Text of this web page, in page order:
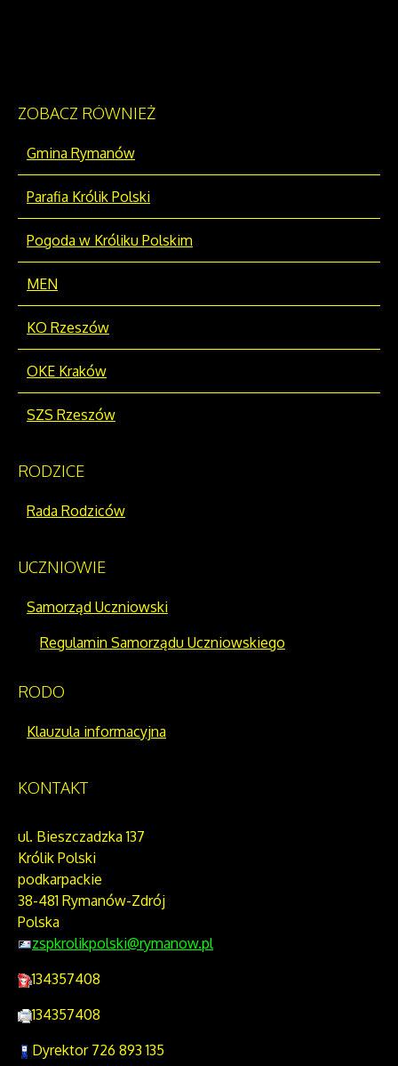
ZOBACZ RÓWNIEŻ
Gmina Rymanów
Parafia Królik Polski
Pogoda w Króliku Polskim
MEN
KO Rzeszów
OKE Kraków
SZS Rzeszów
RODZICE
Rada Rodziców
UCZNIOWIE
Samorząd Uczniowski
Regulamin Samorządu Uczniowskiego
RODO
Klauzula informacyjna
KONTAKT
ul. Bieszczadzka 137
Królik Polski
podkarpackie
38-481 Rymanów-Zdrój
Polska
zspkrolikpolski@rymanow.pl
134357408
134357408
Dyrektor 726 893 135